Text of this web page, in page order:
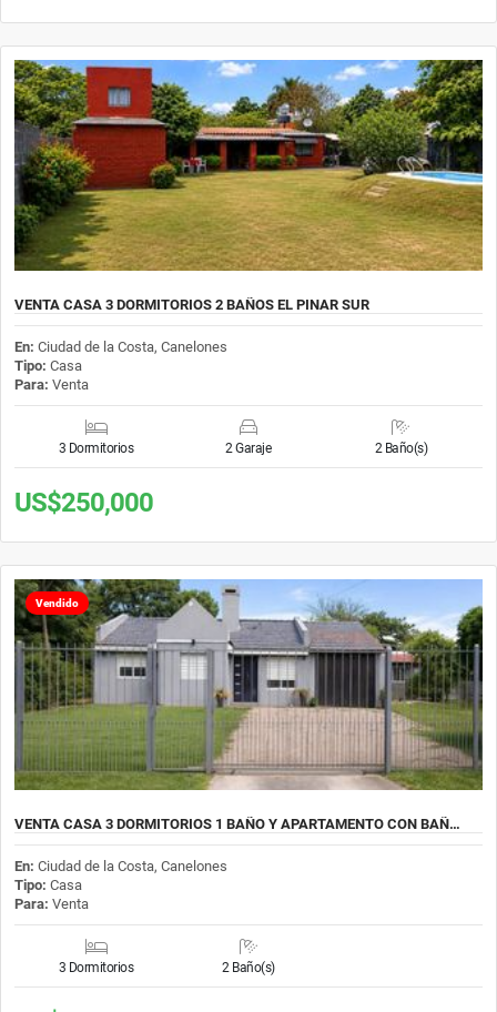
VENTA CASA 3 DORMITORIOS 2 BAÑOS EL PINAR SUR
En: Ciudad de la Costa, Canelones
Tipo: Casa
Para: Venta
3 Dormitorios 2 Garaje 2 Baño(s)
US$250,000
Vendido
VENTA CASA 3 DORMITORIOS 1 BAÑO Y APARTAMENTO CON BAÑ…
En: Ciudad de la Costa, Canelones
Tipo: Casa
Para: Venta
3 Dormitorios 2 Baño(s)